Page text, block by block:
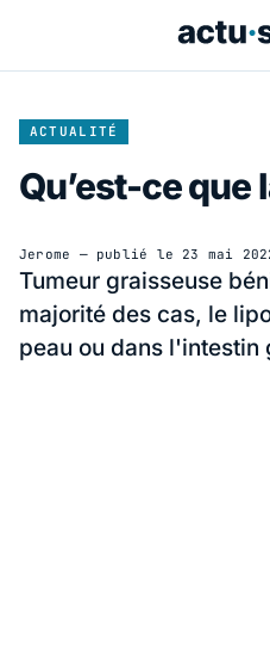
ACTUALITÉ
Qu’est-ce que
Jerome — publié le 23 mai
Tumeur graisseuse
majorité des cas, le
peau ou dans l'intestin